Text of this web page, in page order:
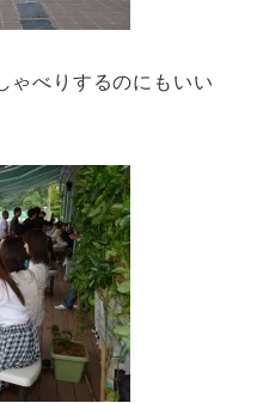
ゃべりするのにもいい